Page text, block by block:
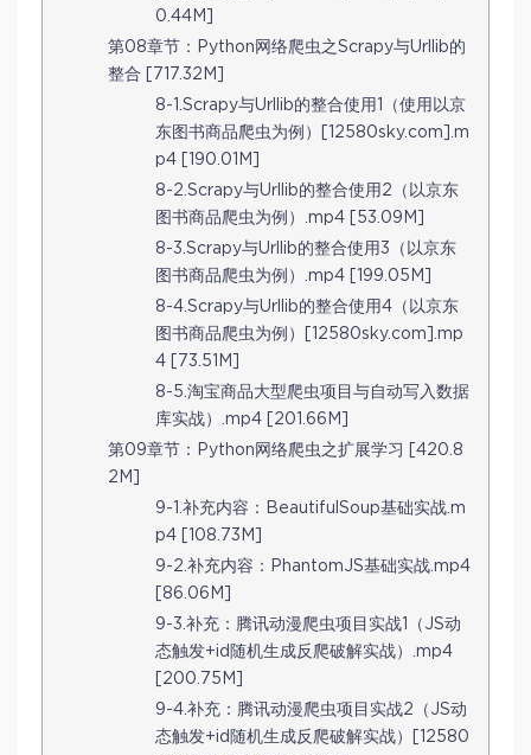
0.44M]
第08章节：Python网络爬虫之Scrapy与Urllib的
整合 [717.32M]
8-1.Scrapy与Urllib的整合使用1（使用以京
东图书商品爬虫为例）[12580sky.com].m
p4 [190.01M]
8-2.Scrapy与Urllib的整合使用2（以京东
图书商品爬虫为例）.mp4 [53.09M]
8-3.Scrapy与Urllib的整合使用3（以京东
图书商品爬虫为例）.mp4 [199.05M]
8-4.Scrapy与Urllib的整合使用4（以京东
图书商品爬虫为例）[12580sky.com].mp
4 [73.51M]
8-5.淘宝商品大型爬虫项目与自动写入数据
库实战）.mp4 [201.66M]
第09章节：Python网络爬虫之扩展学习 [420.8
2M]
9-1.补充内容：BeautifulSoup基础实战.m
p4 [108.73M]
9-2.补充内容：PhantomJS基础实战.mp4
[86.06M]
9-3.补充：腾讯动漫爬虫项目实战1（JS动
态触发+id随机生成反爬破解实战）.mp4
[200.75M]
9-4.补充：腾讯动漫爬虫项目实战2（JS动
态触发+id随机生成反爬破解实战）[12580